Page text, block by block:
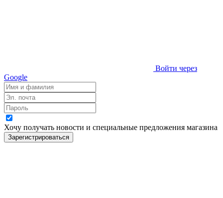
Войти через
Google
Хочу получать новости и специальные предложения магазина
Зарегистрироваться